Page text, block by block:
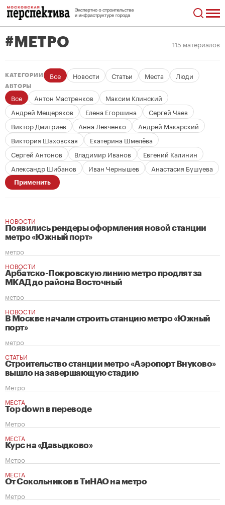
#МЕТРО 115 материалов
КАТЕГОРИИ Все Новости Статьи Места Люди
АВТОРЫ
Все Антон Мастренков
Максим Клинский
Андрей Мещеряков
Елена Егоршина
Сергей Чаев
Виктор Дмитриев
Анна Левченко
Андрей Макарский
Виктория Шаховская
Екатерина Шмелёва
Сергей Антонов
Владимир Иванов
Евгений Калинин
Александр Шибанов
Иван Чернышев Анастасия Бушуева
Применить
НОВОСТИ
Появились рендеры оформления новой станции
метро «Южный порт»
метро
НОВОСТИ
Арбатско-Покровскую линию метро продлят за
МКАД до района Восточный
метро
НОВОСТИ
В Москве начали строить станцию метро «Южный
порт»
метро
СТАТЬИ
Строительство станции метро «Аэропорт Внуково»
вышло на завершающую стадию
Метро
МЕСТА
Top down в переводе
Метро
МЕСТА
Курс на «Давыдково»
Метро
МЕСТА
От Сокольников в ТиНАО на метро
Метро